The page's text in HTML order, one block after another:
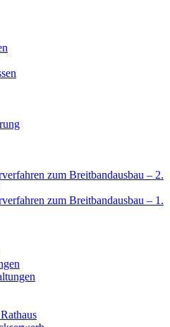
zum Breitbandausbau – 2.
zum Breitbandausbau – 1.